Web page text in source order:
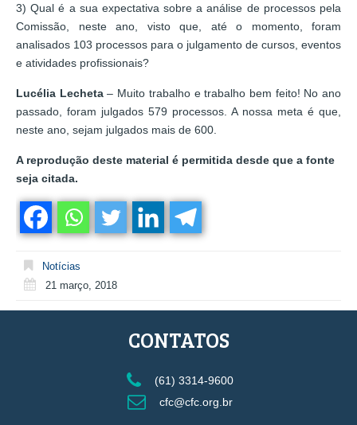
3) Qual é a sua expectativa sobre a análise de processos pela
Comissão, neste ano, visto que, até o momento, foram
analisados 103 processos para o julgamento de cursos, eventos
e atividades profissionais?
Lucélia Lecheta– Muito trabalho e trabalho bem feito! No ano
passado, foram julgados 579 processos. A nossa meta é que,
neste ano, sejam julgados mais de 600.
A reprodução deste material é permitida desde que a fonte
seja citada.
Notícias
21 março, 2018
CONTATOS
(61) 3314-9600
cfc@cfc.org.br